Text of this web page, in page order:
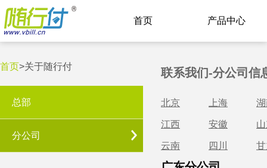
产品中心
首页
首页>关于随行付
总部
分公司
联系我们-分公司信
北京 上海
江西 安徽
云南 四川